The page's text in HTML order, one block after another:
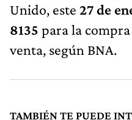
Unido, este 27 de
8135 para la
venta, según BNA.
TAMBIÉN TE PUEDE